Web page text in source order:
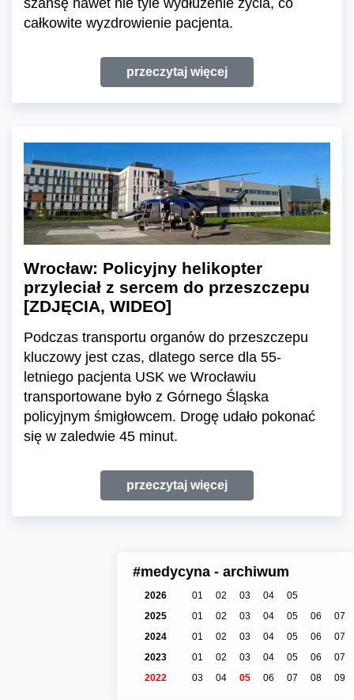
szansę nawet nie tyle wydłużenie życia, co
całkowite wyzdrowienie pacjenta.
przeczytaj więcej
Wrocław: Policyjny helikopter
przyleciał z sercem do przeszczepu
[ZDJĘCIA, WIDEO]
Podczas transportu organów do przeszczepu
kluczowy jest czas, dlatego serce dla 55-
letniego pacjenta USK we Wrocławiu
transportowane było z Górnego Śląska
policyjnym śmigłowcem. Drogę udało pokonać
się w zaledwie 45 minut.
przeczytaj więcej
#medycyna - archiwum
2026 01 02 03 04
05
2025
01 02 03 04 05 06
07
2024
01 02 03 04 05 06
07
2023
01 02 03 04 05 06
07
2022
03 04 05 06 07 08 09